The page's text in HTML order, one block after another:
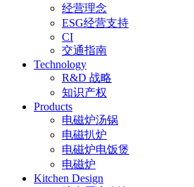
经营理念
ESG经营支持
CI
交通指南
Technology
R&D 战略
知识产权
Products
电磁炉汤锅
电磁扒炉
电磁炉电饭煲
电磁炉
Kitchen Design